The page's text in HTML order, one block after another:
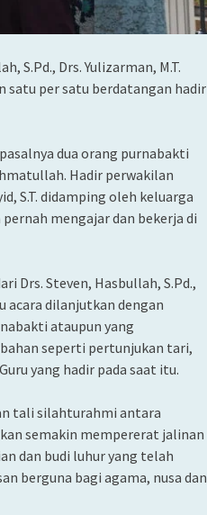
S.Pd., Drs. Yulizarman, M.T.
satu per satu berdatangan hadir
dua orang purnabakti
Hadir perwakilan
S.T. didamping oleh keluarga
mengajar dan bekerja di
Drs. Steven, Hasbullah, S.Pd.,
acara dilanjutkan dengan
ataupun yang
seperti pertunjukan tari,
yang hadir pada saat itu.
tali silahturahmi antara
semakin mempererat jalinan
dan budi luhur yang telah
berguna bagi agama, nusa dan